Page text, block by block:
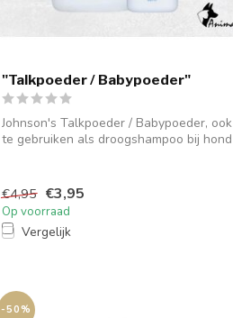
"Talkpoeder / Babypoeder"
Johnson's Talkpoeder / Babypoeder, ook
te gebruiken als droogshampoo bij hond
€4,95 €3,95
Op voorraad
Vergelijk
-50%